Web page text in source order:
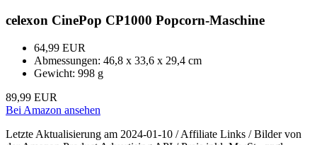
celexon CinePop CP1000 Popcorn-Maschine
64,99 EUR
Abmessungen: 46,8 x 33,6 x 29,4 cm
Gewicht: 998 g
89,99 EUR
Bei Amazon ansehen
Letzte Aktualisierung am 2024-01-10 / Affiliate Links / Bilder von